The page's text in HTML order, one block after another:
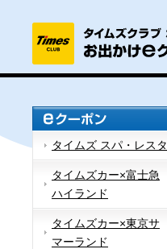
タイムズ スパ・レスタ
タイムズカー×富士急
ハイランド
タイムズカー×東京サ
マーランド